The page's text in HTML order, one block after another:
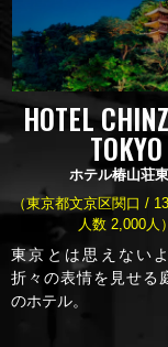
HOTEL
TOKYO
ホテル椿山荘
（東京都文京区関口 /
人数 2,000人）
東京とは思えない
折々の表情を見せる
のホテル。